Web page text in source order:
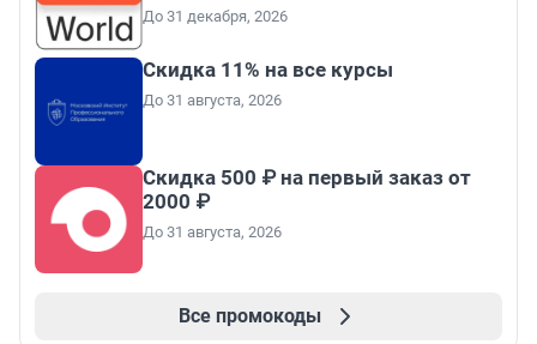
До 31 декабря, 2026
Скидка 11% на все курсы
До 31 августа, 2026
Скидка 500 ₽ на первый заказ от
2000 ₽
До 31 августа, 2026
Все промокоды